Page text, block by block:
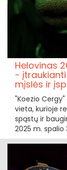
Helovinas
-
mįslės ir
"Koezio
vieta, kurioje
spąstų ir
2025 m. spalio